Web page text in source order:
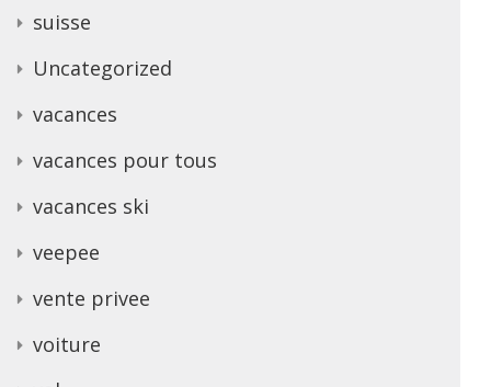
suisse
Uncategorized
vacances
vacances pour tous
vacances ski
veepee
vente privee
voiture